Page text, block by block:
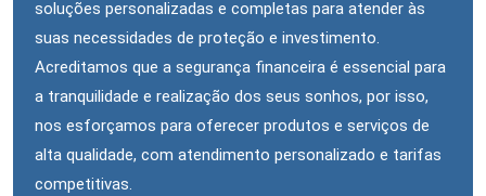
soluções personalizadas e completas para atender às
suas necessidades de proteção e investimento.
Acreditamos que a segurança financeira é essencial para
a tranquilidade e realização dos seus sonhos, por isso,
nos esforçamos para oferecer produtos e serviços de
alta qualidade, com atendimento personalizado e tarifas
competitivas.